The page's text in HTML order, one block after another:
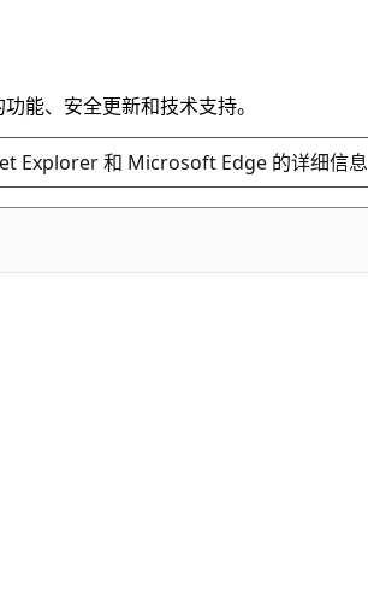
能、安全更新和技术支持。
Explorer 和 Microsoft Edge 的详细信息